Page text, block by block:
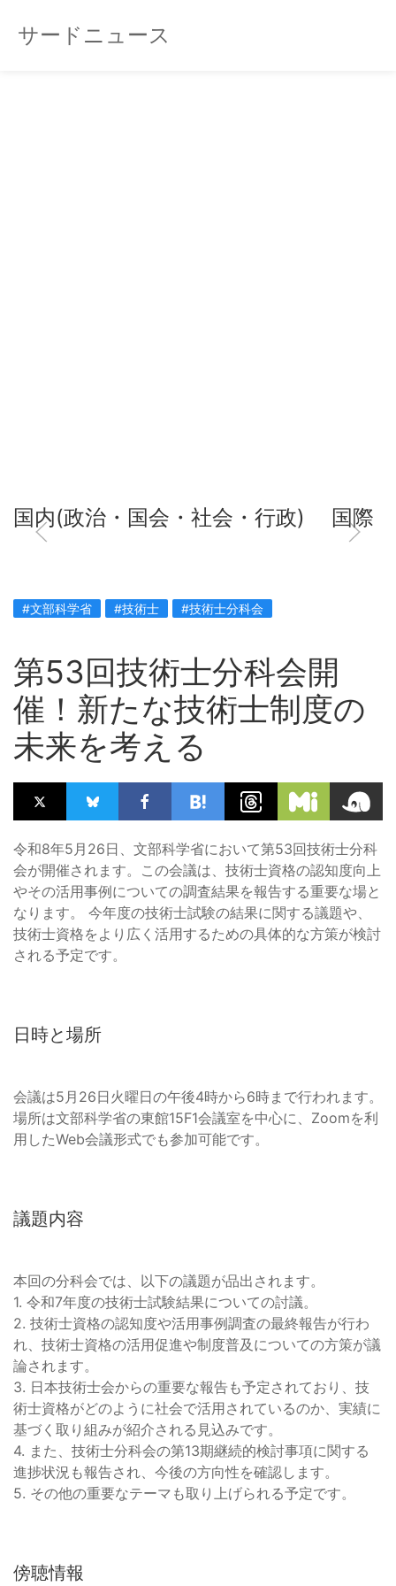
サードニュース
国内(政治・国会・社会・行政) 国際
#文部科学省 #技術士 #技術士分科会
第53回技術士分科会開
催！新たな技術士制度の
未来を考える
令和8年5月26日、文部科学省において第53回技術士分科
会が開催されます。この会議は、技術士資格の認知度向上
やその活用事例についての調査結果を報告する重要な場と
なります。 今年度の技術士試験の結果に関する議題や、
技術士資格をより広く活用するための具体的な方策が検討
される予定です。
日時と場所
会議は5月26日火曜日の午後4時から6時まで行われます。
場所は文部科学省の東館15F1会議室を中心に、Zoomを利
用したWeb会議形式でも参加可能です。
議題内容
本回の分科会では、以下の議題が品出されます。
1. 令和7年度の技術士試験結果についての討議。
2. 技術士資格の認知度や活用事例調査の最終報告が行わ
れ、技術士資格の活用促進や制度普及についての方策が議
論されます。
3. 日本技術士会からの重要な報告も予定されており、技
術士資格がどのように社会で活用されているのか、実績に
基づく取り組みが紹介される見込みです。
4. また、技術士分科会の第13期継続的検討事項に関する
進捗状況も報告され、今後の方向性を確認します。
5. その他の重要なテーマも取り上げられる予定です。
傍聴情報